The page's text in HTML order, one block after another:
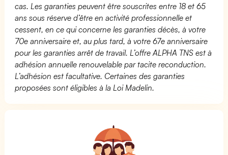
cas. Les garanties peuvent être souscrites entre 18 et 65
ans sous réserve d’être en activité professionnelle et
cessent, en ce qui concerne les garanties décès, à votre
70e anniversaire et, au plus tard, à votre 67e anniversaire
pour les garanties arrêt de travail. L’offre ALPHA TNS est à
adhésion annuelle renouvelable par tacite reconduction.
L’adhésion est facultative. Certaines des garanties
proposées sont éligibles à la Loi Madelin.